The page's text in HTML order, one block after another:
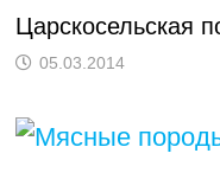
Царскосельская
05.03.2014